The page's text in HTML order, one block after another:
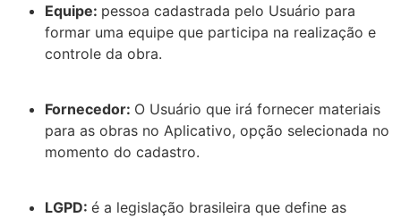
Equipe: pessoa cadastrada pelo Usuário para
formar uma equipe que participa na realização e
controle da obra.
Fornecedor: O Usuário que irá fornecer materiais
para as obras no Aplicativo, opção selecionada no
momento do cadastro.
LGPD: é a legislação brasileira que define as